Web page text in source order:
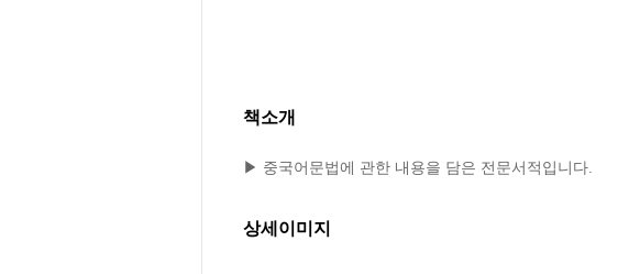
책소개
▶ 중국어문법에 관한 내용을 담은 전문서적입니다.
상세이미지